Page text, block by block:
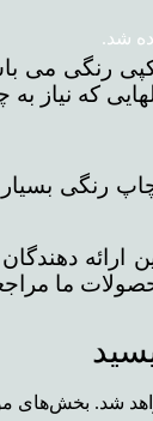
شد.
رنگی می
که نیاز
رنگی
ارائه دهندگان
ما
شد. بخش‌های